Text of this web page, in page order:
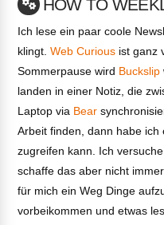
HOW TO
Ich lese ein paar coole
klingt.Web Curious ist ganz
Sommerpause wird Buckslip
landen in einer Notiz, die
Laptop via Bear
Arbeit finden, dann habe ich
zugreifen kann. Ich
schaffe das aber nicht
für mich ein Weg Dinge
vorbeikommen und etwas